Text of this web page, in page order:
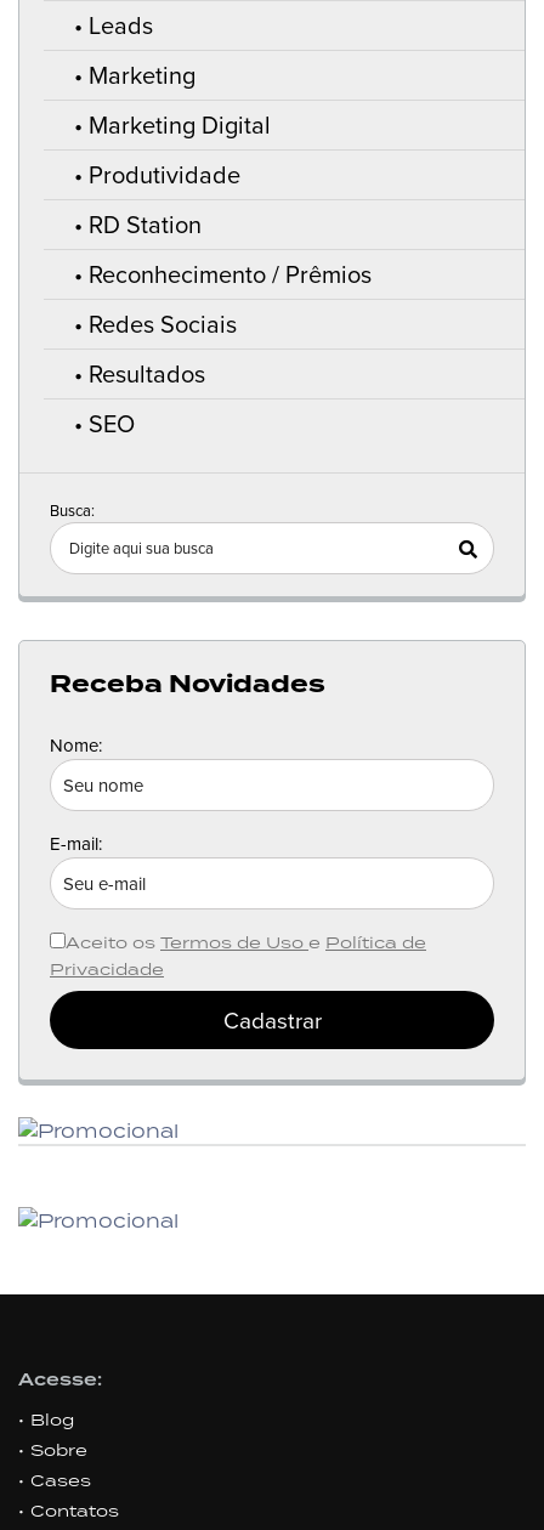
Leads
Marketing
Marketing Digital
Produtividade
RD Station
Reconhecimento / Prêmios
Redes Sociais
Resultados
SEO
Busca:
Receba Novidades
Nome:
E-mail:
Aceito os Termos de Uso e Política de
Privacidade
Cadastrar
Acesse:
Blog
Sobre
Cases
Contatos